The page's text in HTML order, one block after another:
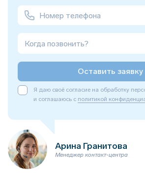
Когда позвонить?
Оставить заявку
Я даю своё согласие на обработку
и соглашаюсь с политикой
Арина Гранитова
Менеджер контакт-центра